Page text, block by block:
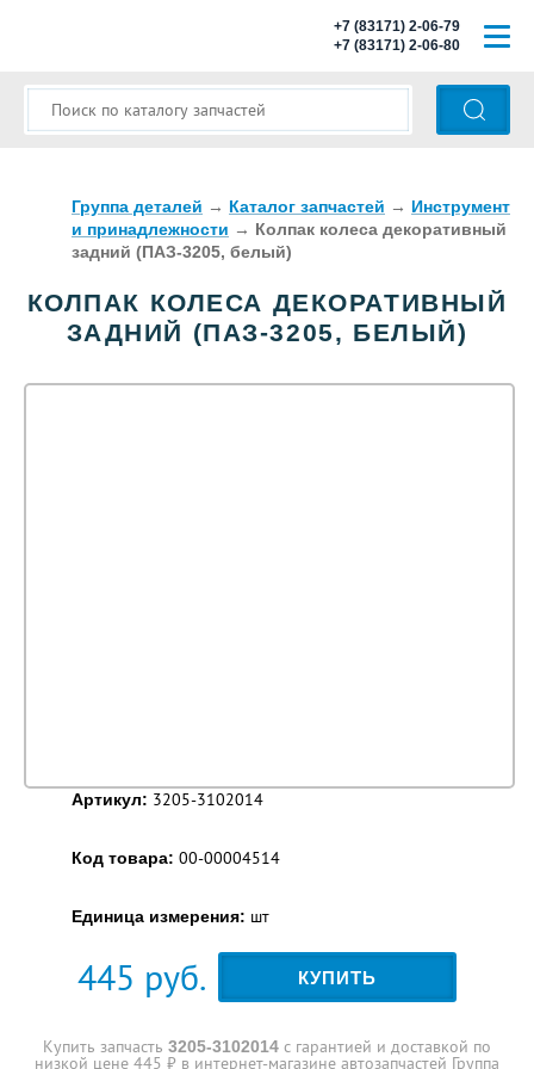
Группа деталей → Каталог запчастей → Инструмент
и принадлежности → Колпак колеса декоративный
задний (ПАЗ-3205, белый)
КОЛПАК КОЛЕСА ДЕКОРАТИВНЫЙ
ЗАДНИЙ (ПАЗ-3205, БЕЛЫЙ)
Артикул: 3205-3102014
Код товара: 00-00004514
Единица измерения: шт
445 руб. КУПИТЬ
Купить запчасть 3205-3102014 с гарантией и доставкой по
низкой цене 445 ₽ в интернет-магазине автозапчастей Группа
+7 (83171) 2-06-79
+7 (83171) 2-06-80
КАТАЛОГ ЗАПЧАСТЕЙ
МОДЕЛИ АВТОБУСОВ
ОПЛАТА И ДОСТАВКА